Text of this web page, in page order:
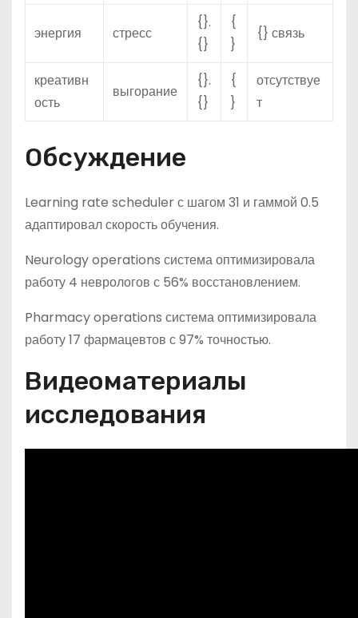
энергия стресс
{}.
{}
{
}
{} связь
креативн
ость
выгорание
{}.
{}
{
}
отсутствуе
т
Обсуждение
Learning rate scheduler с шагом 31 и гаммой 0.5
адаптировал скорость обучения.
Neurology operations система оптимизировала
работу 4 неврологов с 56% восстановлением.
Pharmacy operations система оптимизировала
работу 17 фармацевтов с 97% точностью.
Видеоматериалы
исследования